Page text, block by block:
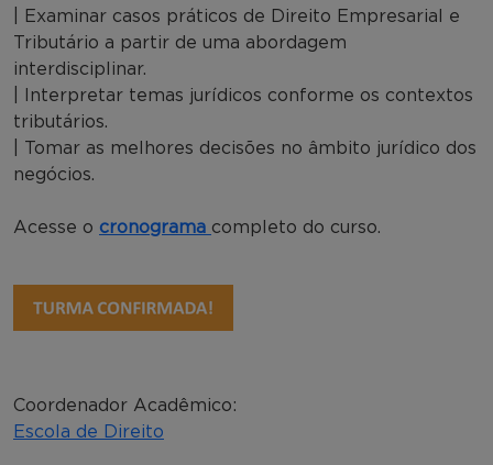
| Examinar casos práticos de Direito Empresarial e
Tributário a partir de uma abordagem
interdisciplinar.
| Interpretar temas jurídicos conforme os contextos
tributários.
| Tomar as melhores decisões no âmbito jurídico dos
negócios.
Acesse o cronograma completo do curso.
Coordenador Acadêmico:
Escola de Direito